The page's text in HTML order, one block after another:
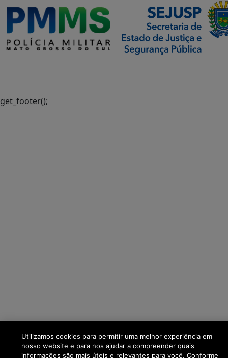
get_footer();
Utilizamos cookies para permitir uma melhor experiência em
nosso website e para nos ajudar a compreender quais
informações são mais úteis e relevantes para você. Conforme